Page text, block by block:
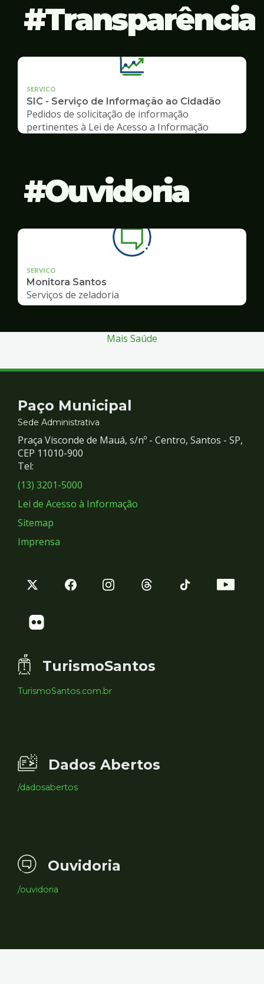
Transparência
SERVICO
SIC - Serviço de Informação ao Cidadão
Pedidos de solicitação de informação
pertinentes à Lei de Acesso a Informação
Ouvidoria
SERVICO
Monitora Santos
Serviços de zeladoria
Mais Saúde
Contato
e
Redes
Sociais
Paço Municipal
Sede Administrativa
Praça Visconde de Mauá, s/nº - Centro, Santos - SP,
CEP 11010-900
Tel:
(13) 3201-5000
Lei de Acesso à Informação
Sitemap
Imprensa
TurismoSantos
TurismoSantos.com.br
Dados Abertos
/dadosabertos
Ouvidoria
/ouvidoria